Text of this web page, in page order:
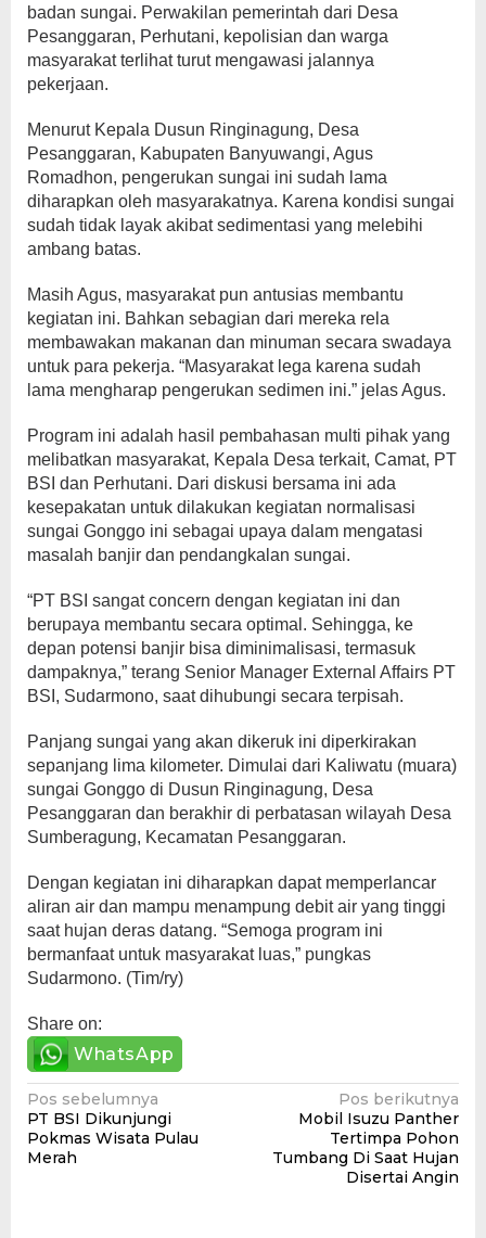
badan sungai. Perwakilan pemerintah dari Desa
Pesanggaran, Perhutani, kepolisian dan warga
masyarakat terlihat turut mengawasi jalannya
pekerjaan.
Menurut Kepala Dusun Ringinagung, Desa
Pesanggaran, Kabupaten Banyuwangi, Agus
Romadhon, pengerukan sungai ini sudah lama
diharapkan oleh masyarakatnya. Karena kondisi sungai
sudah tidak layak akibat sedimentasi yang melebihi
ambang batas.
Masih Agus, masyarakat pun antusias membantu
kegiatan ini. Bahkan sebagian dari mereka rela
membawakan makanan dan minuman secara swadaya
untuk para pekerja. “Masyarakat lega karena sudah
lama mengharap pengerukan sedimen ini.” jelas Agus.
Program ini adalah hasil pembahasan multi pihak yang
melibatkan masyarakat, Kepala Desa terkait, Camat, PT
BSI dan Perhutani. Dari diskusi bersama ini ada
kesepakatan untuk dilakukan kegiatan normalisasi
sungai Gonggo ini sebagai upaya dalam mengatasi
masalah banjir dan pendangkalan sungai.
“PT BSI sangat concern dengan kegiatan ini dan
berupaya membantu secara optimal. Sehingga, ke
depan potensi banjir bisa diminimalisasi, termasuk
dampaknya,” terang Senior Manager External Affairs PT
BSI, Sudarmono, saat dihubungi secara terpisah.
Panjang sungai yang akan dikeruk ini diperkirakan
sepanjang lima kilometer. Dimulai dari Kaliwatu (muara)
sungai Gonggo di Dusun Ringinagung, Desa
Pesanggaran dan berakhir di perbatasan wilayah Desa
Sumberagung, Kecamatan Pesanggaran.
Dengan kegiatan ini diharapkan dapat memperlancar
aliran air dan mampu menampung debit air yang tinggi
saat hujan deras datang. “Semoga program ini
bermanfaat untuk masyarakat luas,” pungkas
Sudarmono. (Tim/ry)
Share on:
WhatsApp
Navigasi
pos
Pos sebelumnya
PT BSI Dikunjungi
Pokmas Wisata Pulau
Merah
Pos berikutnya
Mobil Isuzu Panther
Tertimpa Pohon
Tumbang Di Saat Hujan
Disertai Angin